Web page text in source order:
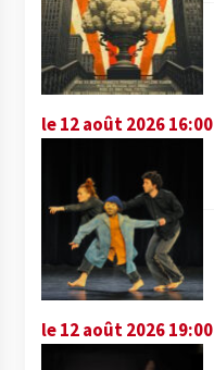
le 12 août 2026 16:00
le 12 août 2026 19:00